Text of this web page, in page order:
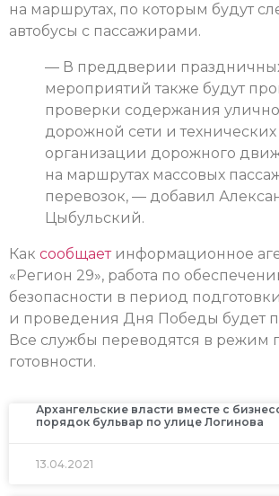
на маршрутах, по которым будут
автобусы с пассажирами.
— В преддверии
мероприятий также будут
проверки содержания
дорожной сети и технических
организации дорожного
на маршрутах массовых
перевозок, — добавил
Цыбульский.
Как сообщаетинформационное
«Регион 29», работа по
безопасности в период подготовки
и проведения Дня Победы будет
Все службы переводятся в режим
готовности.
Архангельские власти вместе с
порядок бульвар по улице Логинова
13.04.2021